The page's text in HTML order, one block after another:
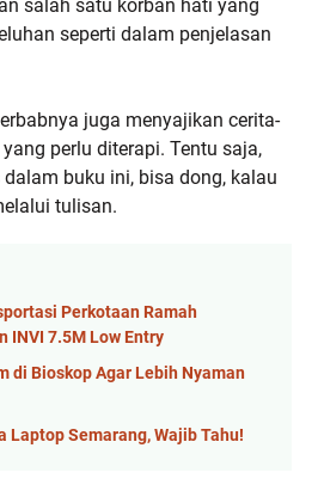
salah satu korban hati yang
seperti dalam penjelasan
juga menyajikan cerita-
perlu diterapi. Tentu saja,
buku ini, bisa dong, kalau
tulisan.
Perkotaan Ramah
INVI 7.5M Low Entry
di Bioskop Agar Lebih Nyaman
Laptop Semarang, Wajib Tahu!